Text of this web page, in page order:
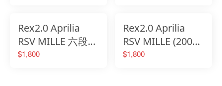
Rex2.0 Aprilia
RSV MILLE 六段調
整省力煞車離合器
$1,800
Rex2.0 Aprilia
RSV MILLE (2008
年式) 六段調整省
$1,800